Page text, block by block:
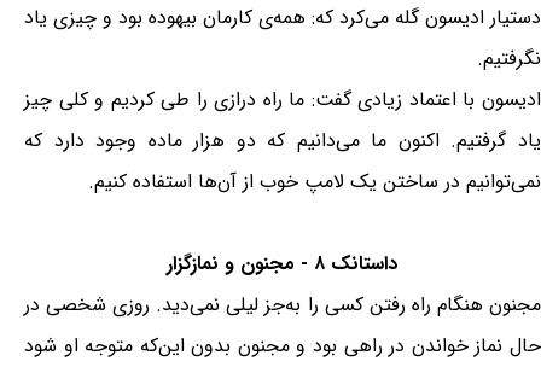
دستیار ادیسون گله می‌کرد که: همه‌ی کارمان بیهوده بود و چیزی یاد
نگرفتیم.
ادیسون با اعتماد زیادی گفت: ما راه درازی را طی کردیم و کلی چیز
یاد گرفتیم. اکنون ما می‌دانیم که دو هزار ماده وجود دارد که
نمی‌توانیم در ساختن یک لامپ خوب از آن‌ها استفاده کنیم.
داستانک ۸ - مجنون و نمازگزار
مجنون هنگام راه رفتن کسی را به‌جز لیلی نمی‌دید. روزی شخصی در
حال نماز خواندن در راهی بود و مجنون بدون این‌که متوجه او شود